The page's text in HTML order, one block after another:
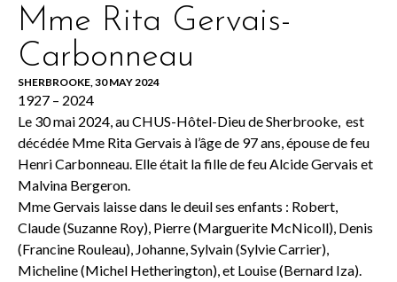
Mme Rita Gervais-
Carbonneau
SHERBROOKE, 30 MAY 2024
1927 – 2024
Le 30 mai 2024, au CHUS-Hôtel-Dieu de Sherbrooke, est
décédée Mme Rita Gervais à l’âge de 97 ans, épouse de feu
Henri Carbonneau. Elle était la fille de feu Alcide Gervais et
Malvina Bergeron.
Mme Gervais laisse dans le deuil ses enfants : Robert,
Claude (Suzanne Roy), Pierre (Marguerite McNicoll), Denis
(Francine Rouleau), Johanne, Sylvain (Sylvie Carrier),
Micheline (Michel Hetherington), et Louise (Bernard Iza).